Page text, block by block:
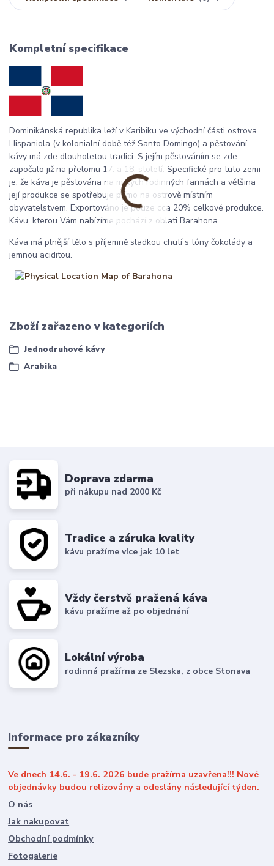
Kompletní specifikace
Dominikánská republika leží v Karibiku ve východní části ostrova
Hispaniola (v kolonialní době též Santo Domingo) a pěstování
kávy má zde dlouholetou tradici. S jejím pěstováním se zde
započalo již na přelomu 17. a 18. století. Specifické pro tuto zemi
je, že káva je pěstována na malých rodinných farmách a většina
její produkce se spotřebuje přímo na ostrově místním
obyvatelstvem. Exportováno je pouze cca 20% celkové produkce.
Kávu, kterou Vám nabízíme pochází z oblati Barahona.
Káva má plnější tělo s příjemně sladkou chutí s tóny čokolády a
jemnou aciditou.
Zboží zařazeno v kategoriích
Jednodruhové kávy
Arabika
Doprava zdarma
při nákupu nad 2000 Kč
Tradice a záruka kvality
kávu pražíme více jak 10 let
Vždy čerstvě pražená káva
kávu pražíme až po objednání
Lokální výroba
rodinná pražírna ze Slezska, z obce Stonava
Informace pro zákazníky
Ve dnech 14.6. - 19.6. 2026 bude pražírna uzavřena!!! Nové
objednávky budou relizovány a odeslány následující týden.
O nás
Jak nakupovat
Obchodní podmínky
Fotogalerie